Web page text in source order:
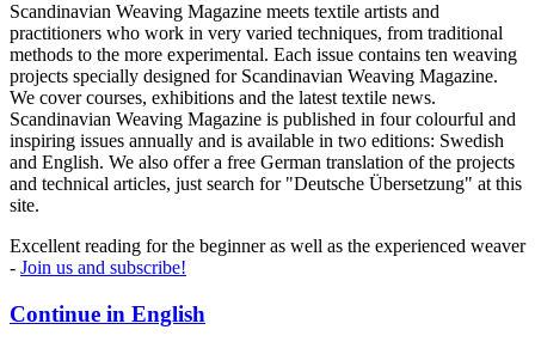
Scandinavian Weaving Magazine meets textile artists and
practitioners who work in very varied techniques, from traditional
methods to the more experimental. Each issue contains ten weaving
projects specially designed for Scandinavian Weaving Magazine.
We cover courses, exhibitions and the latest textile news.
Scandinavian Weaving Magazine is published in four colourful and
inspiring issues annually and is available in two editions: Swedish
and English. We also offer a free German translation of the projects
and technical articles, just search for "Deutsche Übersetzung" at this
site.
Excellent reading for the beginner as well as the experienced weaver
- Join us and subscribe!
Continue in English